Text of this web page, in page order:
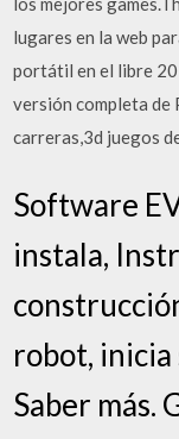
lugares en la web
portátil en el libre
versión completa de
carreras,3d juegos
Software
instala,
robot,
Saber más.